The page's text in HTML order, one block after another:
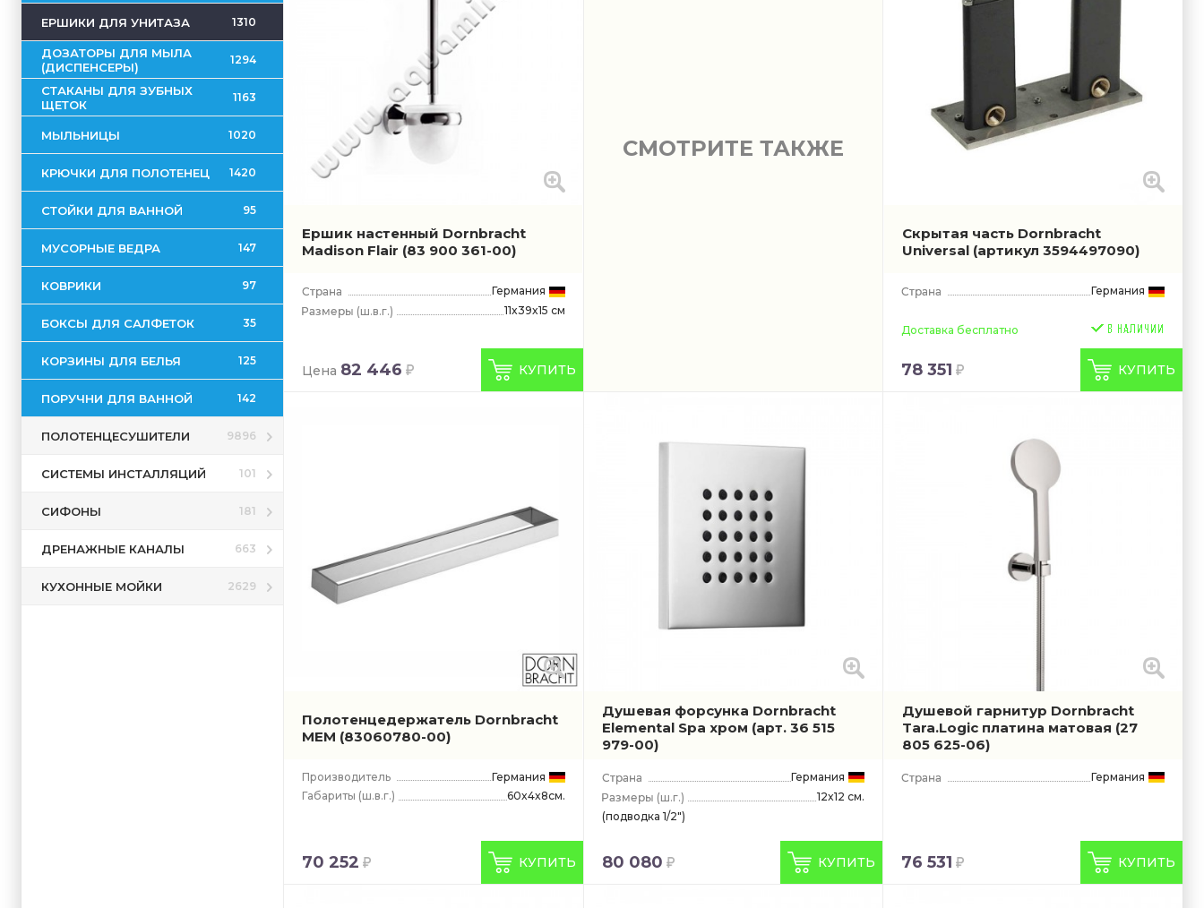
ЕРШИКИ ДЛЯ УНИТАЗА 1310
ДОЗАТОРЫ ДЛЯ МЫЛА
(ДИСПЕНСЕРЫ)
1294
СТАКАНЫ ДЛЯ ЗУБНЫХ
ЩЕТОК
1163
МЫЛЬНИЦЫ 1020
КРЮЧКИ ДЛЯ ПОЛОТЕНЕЦ 1420
СТОЙКИ ДЛЯ ВАННОЙ 95
МУСОРНЫЕ ВЕДРА 147
КОВРИКИ 97
БОКСЫ ДЛЯ САЛФЕТОК 35
КОРЗИНЫ ДЛЯ БЕЛЬЯ 125
ПОРУЧНИ ДЛЯ ВАННОЙ 142
ПОЛОТЕНЦЕСУШИТЕЛИ 9896
СИСТЕМЫ ИНСТАЛЛЯЦИЙ 101
СИФОНЫ 181
ДРЕНАЖНЫЕ КАНАЛЫ 663
КУХОННЫЕ МОЙКИ 2629
Ершик настенный Dornbracht
Madison Flair (83 900 361-00)
Германия
(ш.в.г.)
11x39x15 см
Цена 82 446 КУПИТЬ
СМОТРИТЕ ТАКЖЕ
Скрытая часть Dornbracht
Universal (артикул 3594497090)
Германия
Доставка бесплатно
78 351 КУПИТЬ
Полотенцедержатель Dornbracht
MEM (83060780-00)
Производитель
Германия
Габариты (ш.в.г.) 60x4x8см.
70 252 КУПИТЬ
Душевая форсунка Dornbracht
Elemental Spa хром (арт. 36 515
979-00)
Германия
(ш.г.)
12x12 см.
(подводка 1/2")
80 080 КУПИТЬ
Душевой гарнитур Dornbracht
Tara.Logic платина матовая (27
805 625-06)
Германия
76 531 КУПИТЬ